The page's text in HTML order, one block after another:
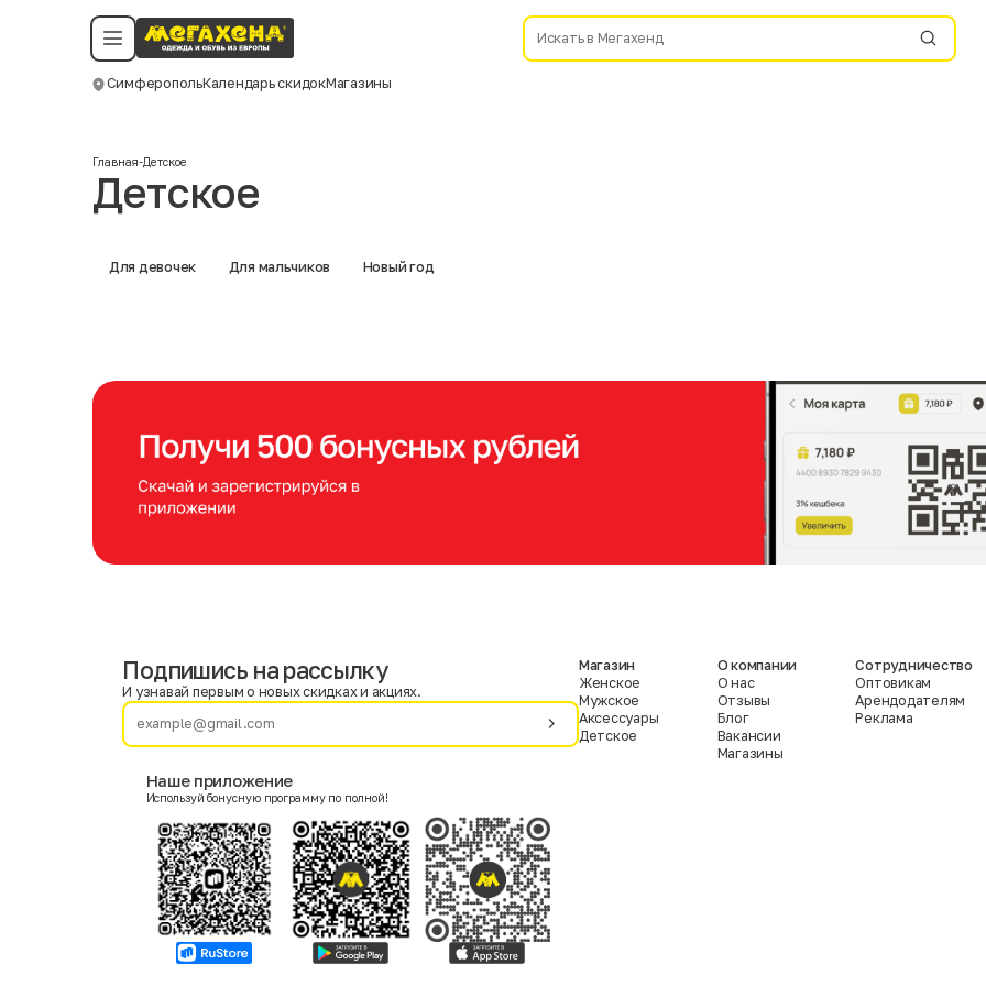
СимферопольКалендарь скидокМагазины
Политика конфиденциальности
©️ Мегахенд 2026. Все права защищены.
Смотреть все даты
Главная-Детское
Детское
Для девочек Для мальчиков Новый год
Фамилия
Женский
Согласие на получение чеков по электронной почте
Подпишись на рассылку
И узнавай первым о новых скидках и акциях.
Наше приложение
Используй бонусную программу по полной!
Магазин
Женское
Мужское
Аксессуары
Детское
О компании
О нас
Отзывы
Блог
Вакансии
Магазины
Сотрудничество
Оптовикам
Арендодателям
Реклама